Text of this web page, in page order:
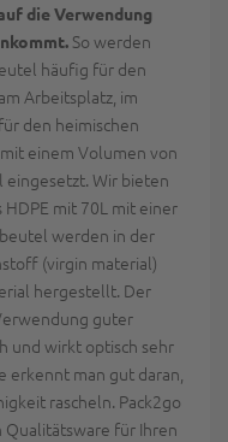
die Verwendung
So werden
häufig für den
Arbeitsplatz, im
den heimischen
einem Volumen von
eingesetzt. Wir bieten
HDPE mit 70L mit einer
werden in der
(virgin material)
hergestellt. Der
guter
und wirkt optisch sehr
erkennt man gut daran,
rascheln. Pack2go
Qualitätsware für Ihren